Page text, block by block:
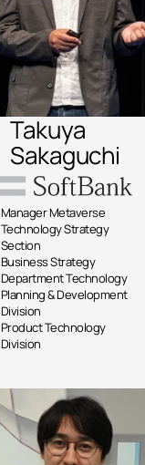
Takuya
Sakaguchi
​​Manager Metaverse
Technology Strategy
Section
Business Strategy
Department Technology
Planning & Development
Division
Product Technology
Division